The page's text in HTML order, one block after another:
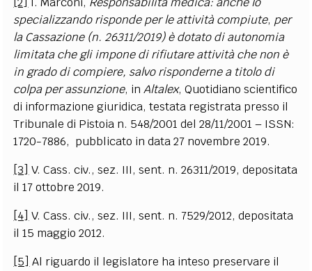
specializzando risponde per le attività compiute, per
la Cassazione (n. 26311/2019) è dotato di autonomia
limitata che gli impone di rifiutare attività che non è
in grado di compiere, salvo risponderne a titolo di
colpa per assunzione, inAltalex, Quotidiano scientifico
di informazione giuridica, testata registrata presso il
Tribunale di Pistoia n. 548/2001 del 28/11/2001 – ISSN:
1720-7886, pubblicato in data 27 novembre 2019.
[3] V. Cass. civ., sez. III, sent. n. 26311/2019, depositata
il 17 ottobre 2019.
[4] V. Cass. civ., sez. III, sent. n. 7529/2012, depositata
il 15 maggio 2012.
[5] Al riguardo il legislatore ha inteso preservare il